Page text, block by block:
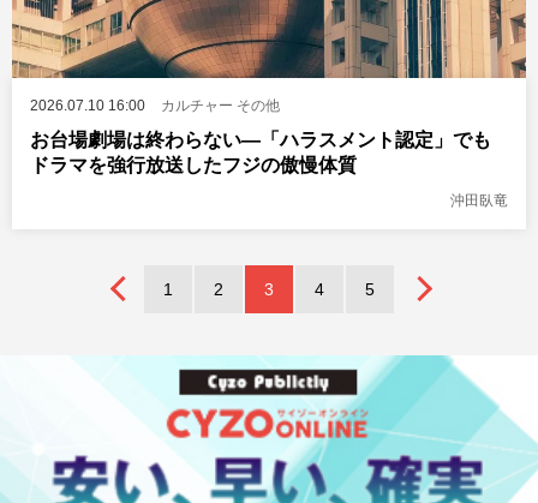
2026.07.10 16:00 カルチャー その他
お台場劇場は終わらない―「ハラスメント認定」でも
ドラマを強行放送したフジの傲慢体質
沖田臥竜
1 2 3 4 5